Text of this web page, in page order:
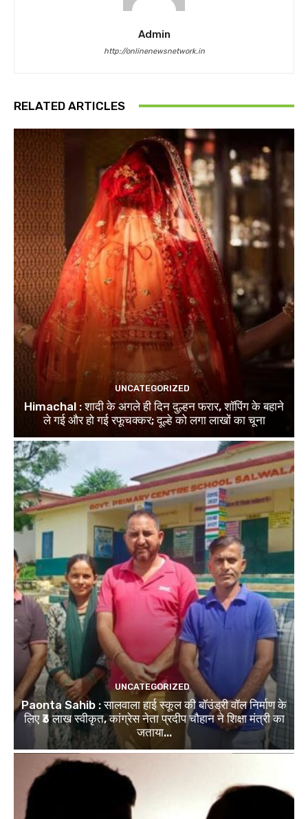
Admin
http://onlinenewsnetwork.in
RELATED ARTICLES
UNCATEGORIZED
Himachal : शादी के अगले ही दिन दुल्हन फरार, शॉपिंग के बहाने
ले गई और हो गई रफूचक्कर; दूल्हे को लगा लाखों का चूना
UNCATEGORIZED
Paonta Sahib : सालवाला हाई स्कूल की बॉउंड्री वॉल निर्माण के
लिए ₹3 लाख स्वीकृत, कांग्रेस नेता प्रदीप चौहान ने शिक्षा मंत्री का
जताया...